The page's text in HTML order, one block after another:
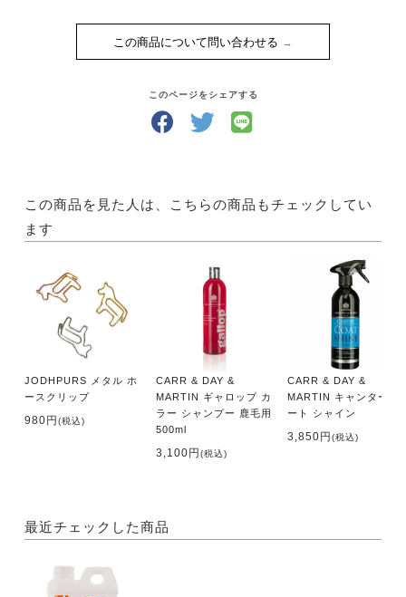
この商品について問い合わせる
このページをシェアする
この商品を見た人は、こちらの商品もチェックしてい
ます
JODHPURS メタル ホ
ースクリップ
980円(税込)
CARR & DAY &
MARTIN ギャロップ カ
ラー シャンプー 鹿毛用
500ml
3,100円(税込)
CARR & DAY &
MARTIN キャンター コ
ート シャイン
3,850円(税込)
最近チェックした商品